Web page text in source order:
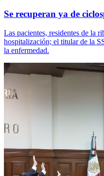
Se recuperan ya de
Las pacientes, residentes de la
hospitalización; el titular de la
la enfermedad.